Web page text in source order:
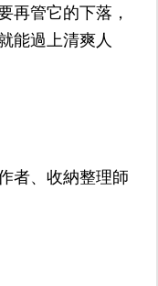
再管它的下落，
能過上清爽人
者、收納整理師